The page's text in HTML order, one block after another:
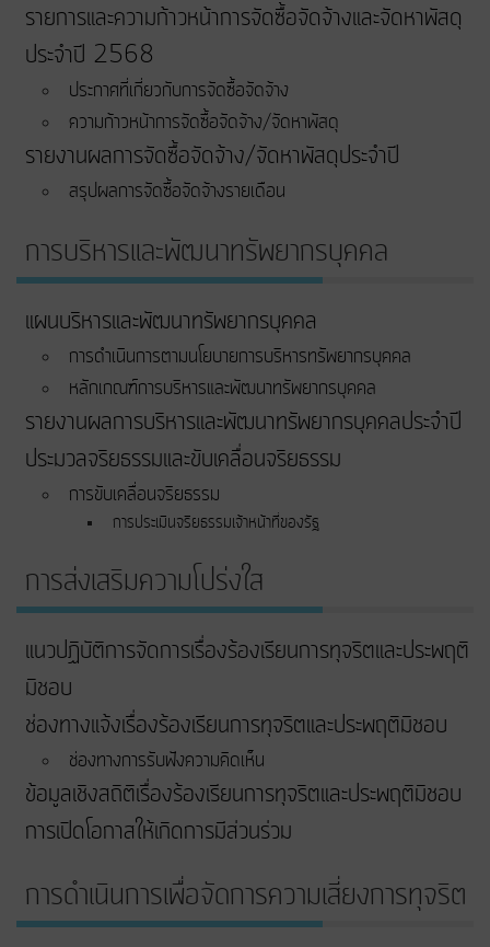
รายการและความก้าวหน้าการจัดซื้อจัดจ้างและจัดหาพัสดุ
ประจำปี 2568
ประกาศที่เกี่ยวกับการจัดซื้อจัดจ้าง
ความก้าวหน้าการจัดซื้อจัดจ้าง/จัดหาพัสดุ
รายงานผลการจัดซื้อจัดจ้าง/จัดหาพัสดุประจำปี
สรุปผลการจัดซื้อจัดจ้างรายเดือน
การบริหารและพัฒนาทรัพยากรบุคคล
แผนบริหารและพัฒนาทรัพยากรบุคคล
การดำเนินการตามนโยบายการบริหารทรัพยากรบุคคล
หลักเกณฑ์การบริหารและพัฒนาทรัพยากรบุคคล
รายงานผลการบริหารและพัฒนาทรัพยากรบุคคลประจำปี
ประมวลจริยธรรมและขับเคลื่อนจริยธรรม
การขับเคลื่อนจริยธรรม
การประเมินจริยธรรมเจ้าหน้าที่ของรัฐ
การส่งเสริมความโปร่งใส
แนวปฏิบัติการจัดการเรื่องร้องเรียนการทุจริตและประพฤติ
มิชอบ
ช่องทางแจ้งเรื่องร้องเรียนการทุจริตและประพฤติมิชอบ
ช่องทางการรับฟังความคิดเห็น
ข้อมูลเชิงสถิติเรื่องร้องเรียนการทุจริตและประพฤติมิชอบ
การเปิดโอกาสให้เกิดการมีส่วนร่วม
การดำเนินการเพื่อจัดการความเสี่ยงการทุจริต